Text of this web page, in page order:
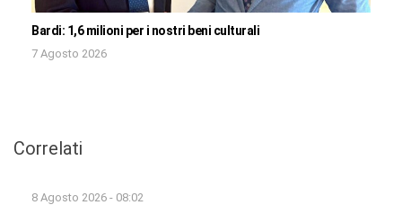
Bardi: 1,6 milioni per i nostri beni culturali
7 Agosto 2026
Correlati
8 Agosto 2026 - 08:02